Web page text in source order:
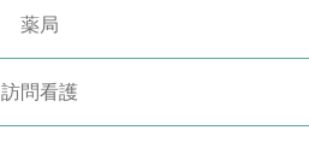
薬局
訪問看護